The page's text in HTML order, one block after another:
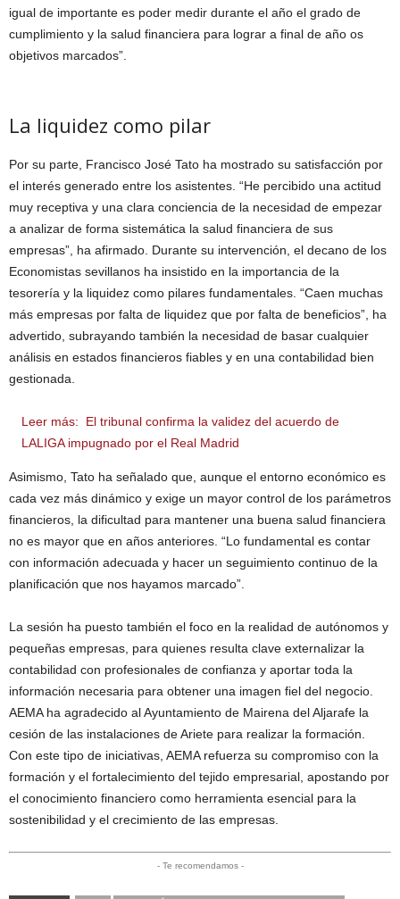
igual de importante es poder medir durante el año el grado de
cumplimiento y la salud financiera para lograr a final de año os
objetivos marcados”.
La liquidez como pilar
Por su parte, Francisco José Tato ha mostrado su satisfacción por
el interés generado entre los asistentes. “He percibido una actitud
muy receptiva y una clara conciencia de la necesidad de empezar
a analizar de forma sistemática la salud financiera de sus
empresas”, ha afirmado. Durante su intervención, el decano de los
Economistas sevillanos ha insistido en la importancia de la
tesorería y la liquidez como pilares fundamentales. “Caen muchas
más empresas por falta de liquidez que por falta de beneficios”, ha
advertido, subrayando también la necesidad de basar cualquier
análisis en estados financieros fiables y en una contabilidad bien
gestionada.
Leer más:
El tribunal confirma la validez del acuerdo de
LALIGA impugnado por el Real Madrid
Asimismo, Tato ha señalado que, aunque el entorno económico es
cada vez más dinámico y exige un mayor control de los parámetros
financieros, la dificultad para mantener una buena salud financiera
no es mayor que en años anteriores. “Lo fundamental es contar
con información adecuada y hacer un seguimiento continuo de la
planificación que nos hayamos marcado”.
La sesión ha puesto también el foco en la realidad de autónomos y
pequeñas empresas, para quienes resulta clave externalizar la
contabilidad con profesionales de confianza y aportar toda la
información necesaria para obtener una imagen fiel del negocio.
AEMA ha agradecido al Ayuntamiento de Mairena del Aljarafe la
cesión de las instalaciones de Ariete para realizar la formación.
Con este tipo de iniciativas, AEMA refuerza su compromiso con la
formación y el fortalecimiento del tejido empresarial, apostando por
el conocimiento financiero como herramienta esencial para la
sostenibilidad y el crecimiento de las empresas.
- Te recomendamos -